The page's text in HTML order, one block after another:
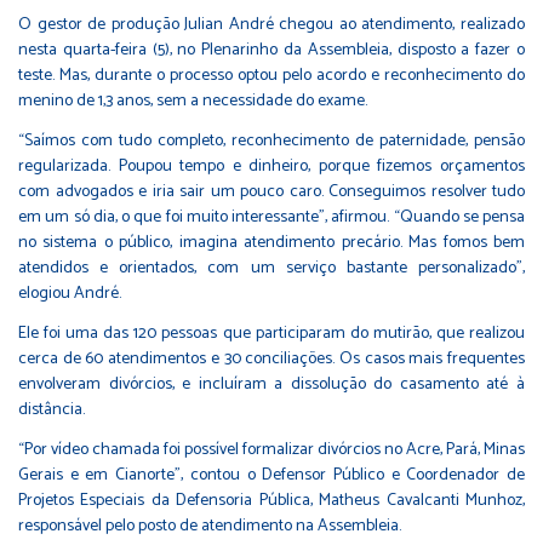
O gestor de produção Julian André chegou ao atendimento, realizado
nesta quarta-feira (5), no Plenarinho da Assembleia, disposto a fazer o
teste. Mas, durante o processo optou pelo acordo e reconhecimento do
menino de 1,3 anos, sem a necessidade do exame.
“Saímos com tudo completo, reconhecimento de paternidade, pensão
regularizada. Poupou tempo e dinheiro, porque fizemos orçamentos
com advogados e iria sair um pouco caro. Conseguimos resolver tudo
em um só dia, o que foi muito interessante”, afirmou. “Quando se pensa
no sistema o público, imagina atendimento precário. Mas fomos bem
atendidos e orientados, com um serviço bastante personalizado”,
elogiou André.
Ele foi uma das 120 pessoas que participaram do mutirão, que realizou
cerca de 60 atendimentos e 30 conciliações. Os casos mais frequentes
envolveram divórcios, e incluíram a dissolução do casamento até à
distância.
“Por vídeo chamada foi possível formalizar divórcios no Acre, Pará, Minas
Gerais e em Cianorte”, contou o Defensor Público e Coordenador de
Projetos Especiais da Defensoria Pública, Matheus Cavalcanti Munhoz,
responsável pelo posto de atendimento na Assembleia.